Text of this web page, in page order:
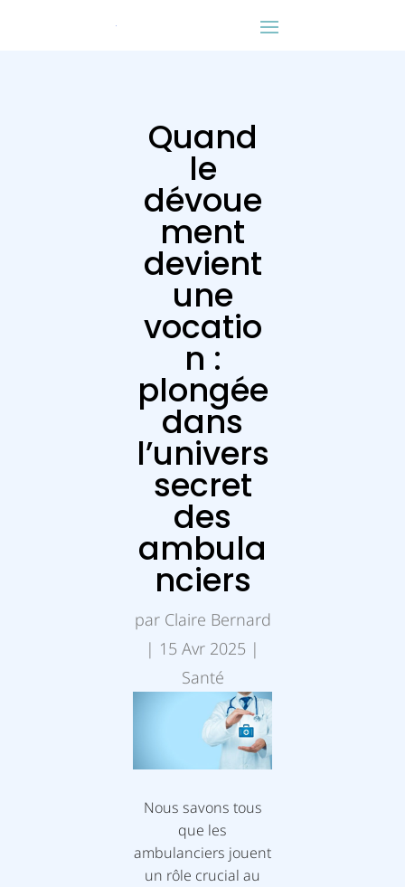
Quand
le
dévoue
ment
devient
une
vocatio
n :
plongée
dans
l’univers
secret
des
ambula
nciers
par Claire Bernard
| 15 Avr 2025 |
Santé
Nous savons tous
que les
ambulanciers jouent
un rôle crucial au